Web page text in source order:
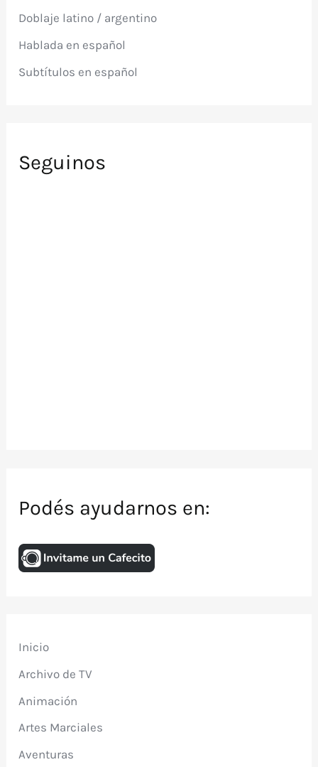
o
:
Doblaje latino / argentino
Hablada en español
Subtítulos en español
Seguinos
Podés ayudarnos en:
Inicio
Archivo de TV
Animación
Artes Marciales
Aventuras